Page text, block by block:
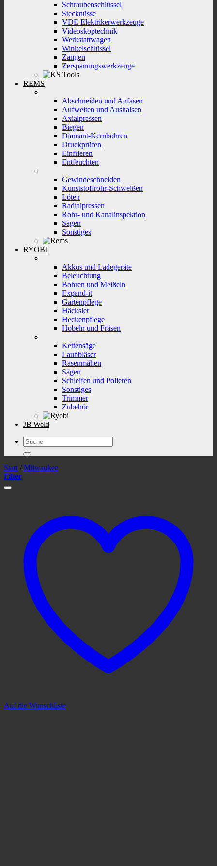
Schraubenschlüssel
Stecknüsse
VDE Elektrikerwerkzeuge
Videoskoptechnik
Werkstattwagen
Winkelschlüssel
Zangen
Zerspanungswerkzeuge
REMS
Abschneiden und Anfasen
Aufweiten und Aushalsen
Axialpressen
Biegen
Diamant-Kernbohren
Druckprüfen
Einfrieren
Entfeuchten
Gewindeschneiden
Kunststoffrohr-Schweißen
Löten
Radialpressen
Rohr- und Kanalinspektion
Sägen
Sonstiges
RYOBI
Akkus und Ladegeräte
Beleuchtung
Bohren und Meißeln
Expand-it
Gartenpflege
Häcksler
Heckenpflege
Hobeln und Fräsen
Kettensäge
Laubbläser
Rasenmähen
Sägen
Schleifen und Polieren
Sonstiges
Trimmer
Zubehör
JB Weld
Suchen
nach:
Start / Milwaukee
Filter
Auf die Wunschliste